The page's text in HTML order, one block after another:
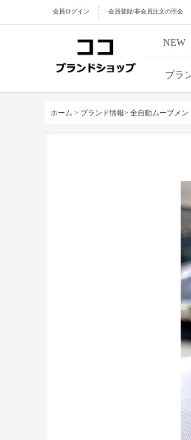
会員ログイン 会員登録/非会員注文の照会
NEW
ブラ
ホーム > ブランド情報> 全自動ムーブメ